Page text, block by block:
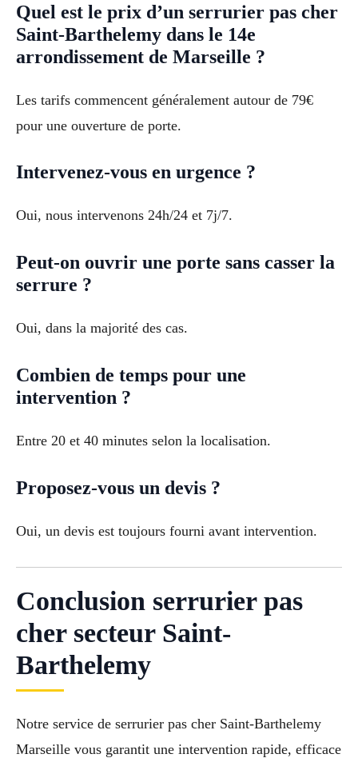
Quel est le prix d’un serrurier pas cher
Saint-Barthelemy dans le 14e
arrondissement de Marseille ?
Les tarifs commencent généralement autour de 79€
pour une ouverture de porte.
Intervenez-vous en urgence ?
Oui, nous intervenons 24h/24 et 7j/7.
Peut-on ouvrir une porte sans casser la
serrure ?
Oui, dans la majorité des cas.
Combien de temps pour une
intervention ?
Entre 20 et 40 minutes selon la localisation.
Proposez-vous un devis ?
Oui, un devis est toujours fourni avant intervention.
Conclusion serrurier pas
cher secteur Saint-
Barthelemy
Notre service de serrurier pas cher Saint-Barthelemy
Marseille vous garantit une intervention rapide, efficace